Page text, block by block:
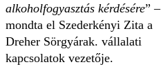
alkoholfogyasztás kérdésére” –
mondta el Szederkényi Zita a
Dreher Sörgyárak. vállalati
kapcsolatok vezetője.